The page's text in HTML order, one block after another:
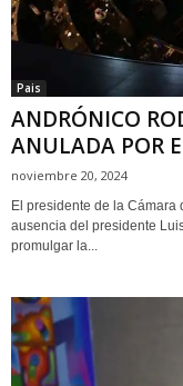
Pais
ANDRÓNICO
ANULADA POR
noviembre 20, 2024
El presidente de la
ausencia del presidente
promulgar la...